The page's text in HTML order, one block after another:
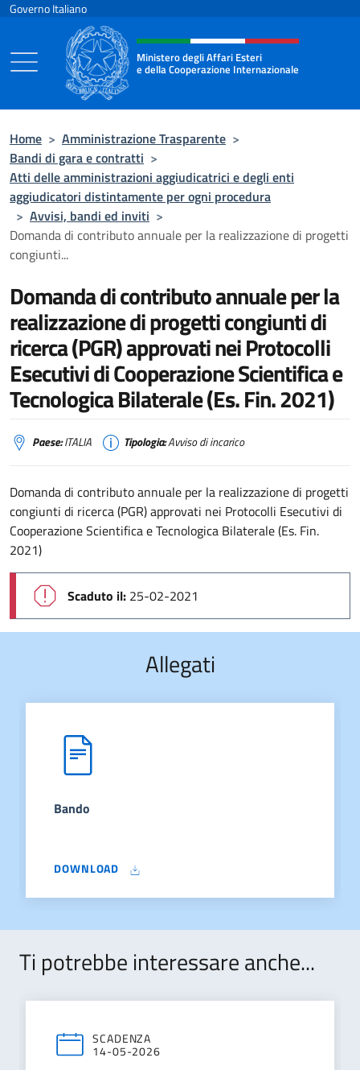
Salta al contenuto
Governo Italiano
Intestazione sito, social e menù
Ministero degli Affari Esteri
e della Cooperazione Internazionale
Home > Amministrazione Trasparente >
Bandi di gara e contratti >
Atti delle amministrazioni aggiudicatrici e degli enti
aggiudicatori distintamente per ogni procedura
> Avvisi, bandi ed inviti >
Domanda di contributo annuale per la realizzazione di progetti
congiunti...
Domanda di contributo annuale per la
realizzazione di progetti congiunti di
ricerca (PGR) approvati nei Protocolli
Esecutivi di Cooperazione Scientifica e
Tecnologica Bilaterale (Es. Fin. 2021)
Paese:ITALIA Tipologia:Avviso di incarico
Domanda di contributo annuale per la realizzazione di progetti
congiunti di ricerca (PGR) approvati nei Protocolli Esecutivi di
Cooperazione Scientifica e Tecnologica Bilaterale (Es. Fin.
2021)
Scaduto il: 25-02-2021
Allegati
Bando
DOWNLOAD
Ti potrebbe interessare anche...
SCADENZA
14-05-2026